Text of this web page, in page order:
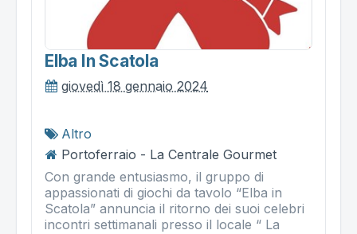
Elba In Scatola
giovedì 18 gennaio 2024
Altro
Portoferraio - La Centrale Gourmet
Con grande entusiasmo, il gruppo di
appassionati di giochi da tavolo “Elba in
Scatola” annuncia il ritorno dei suoi celebri
incontri settimanali presso il locale “ La